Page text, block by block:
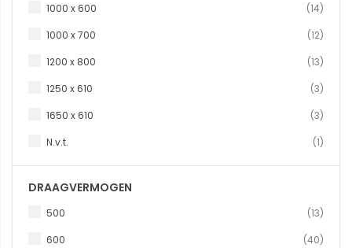
1000 x 600 14
1000 x 700 12
1200 x 800 13
1250 x 610 3
1650 x 610 3
N.v.t. 1
DRAAGVERMOGEN
500 13
600 40